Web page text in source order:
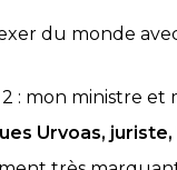
du monde
2 : mon ministre
Urvoas,